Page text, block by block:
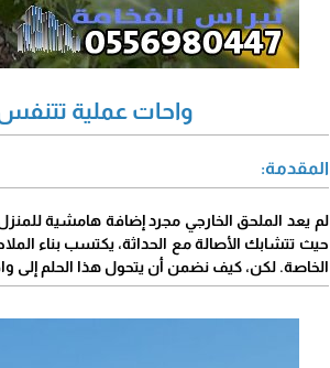
واحات عملية تتنفس
المقدمة:
لم يعد الملحق الخارجي مجرد إضافة هامشية
حيث تتشابك الأصالة مع الحداثة، يكتسب بناء
الخاصة. لكن، كيف نضمن أن يتحول هذا الحلم إلى